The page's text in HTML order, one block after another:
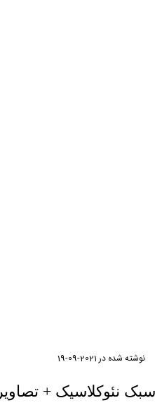
نوشته شده در 2021-09-19
نئوکلاسیک + تصاویر